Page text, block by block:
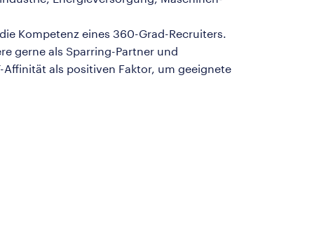
Kompetenz eines 360-Grad-Recruiters.
gerne als Sparring-Partner und
als positiven Faktor, um geeignete